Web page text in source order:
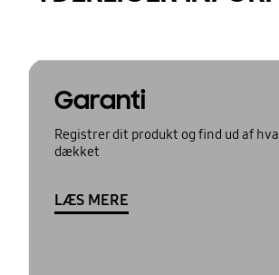
Garanti
Registrer dit produkt og find ud af
dækket
LÆS MERE